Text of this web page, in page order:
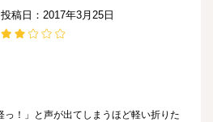
投稿日：2017年3月25日
！」と声が出てしまうほど軽い折りた